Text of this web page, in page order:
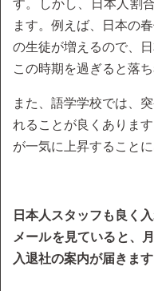
す。しかし、日本人割
ます。例えば、日本の
の生徒が増えるので、
この時期を過ぎると落
また、語学学校では、
れることが良くありま
が一気に上昇することに
日本人スタッフも良く
メールを見ていると、
入退社の案内が届きます